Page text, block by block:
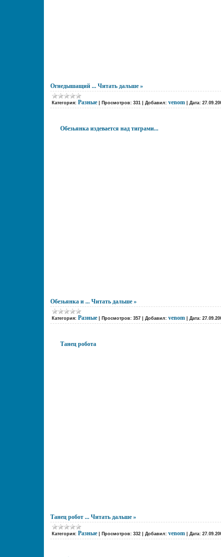
Огнедышащий ... Читать дальше »
Категория: Разные Просмотров: 331 Добавил: venom Дата:
Обезьянка издевается над тиграми...
Обезьянка и ... Читать дальше »
Категория: Разные Просмотров: 357 Добавил: venom Дата:
Танец робота
Танец робот ... Читать дальше »
Категория: Разные Просмотров: 332 Добавил: venom Дата: